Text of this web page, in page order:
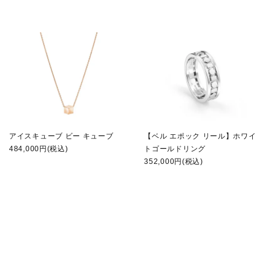
アイスキューブ ビー キューブ
484,000円(税込)
【ベル エポック リール】ホワイ
トゴールドリング
352,000円(税込)